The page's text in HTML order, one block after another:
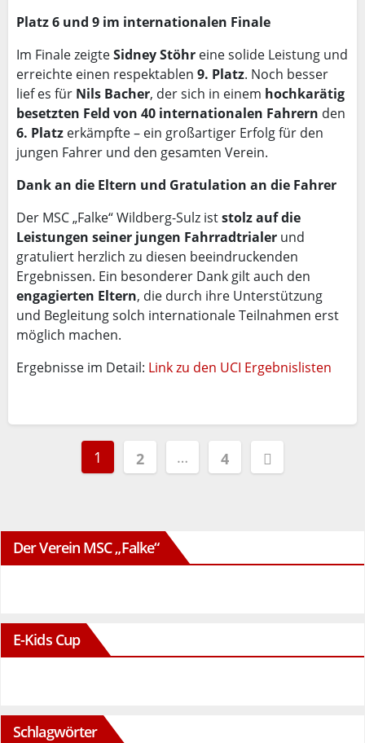
Platz 6 und 9 im internationalen Finale
Im Finale zeigteSidney Stöhr eine solide Leistung und
erreichte einen respektablen 9. Platz. Noch besser
lief es für Nils Bacher, der sich in einem hochkarätig
besetzten Feld von 40 internationalen Fahrern den
6. Platz erkämpfte – ein großartiger Erfolg für den
jungen Fahrer und den gesamten Verein.
Dank an die Eltern und Gratulation an die Fahrer
Der MSC „Falke“ Wildberg-Sulz iststolz auf die
Leistungen seiner jungen Fahrradtrialer und
gratuliert herzlich zu diesen beeindruckenden
Ergebnissen. Ein besonderer Dank gilt auch den
engagierten Eltern, die durch ihre Unterstützung
und Begleitung solch internationale Teilnahmen erst
möglich machen.
Ergebnisse im Detail: Link zu den UCI Ergebnislisten
Seitennummerierung
der
1 2 … 4
Der Verein MSC „Falke“
E-Kids Cup
Schlagwörter